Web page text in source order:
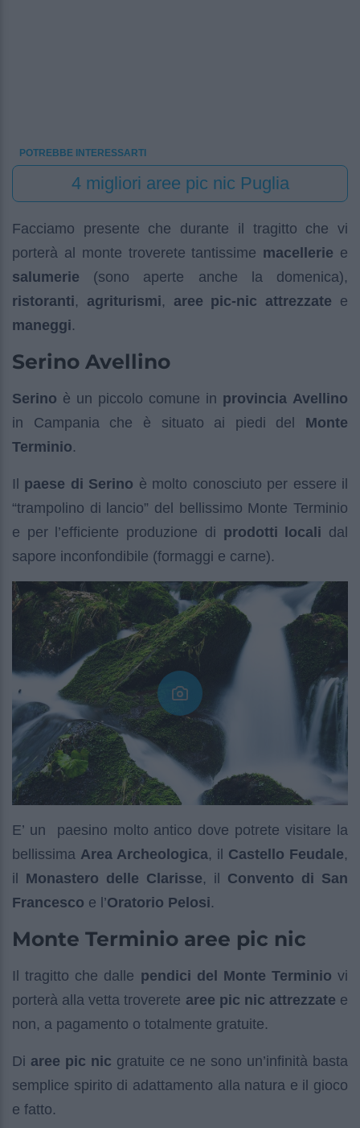
POTREBBE INTERESSARTI
4 migliori aree pic nic Puglia
Facciamo presente che durante il tragitto che vi
porterà al monte troverete tantissime macellerie e
salumerie (sono aperte anche la domenica),
ristoranti, agriturismi, aree pic-nic attrezzate e
maneggi.
Serino Avellino
Serino è un piccolo comune in provincia Avellino
in Campania che è situato ai piedi del Monte
Terminio.
Il paese di Serino è molto conosciuto per essere il
“trampolino di lancio” del bellissimo Monte Terminio
e per l’efficiente produzione di prodotti locali dal
sapore inconfondibile (formaggi e carne).
E’ un paesino molto antico dove potrete visitare la
bellissima Area Archeologica, il Castello Feudale,
il Monastero delle Clarisse, il Convento di San
Francesco e l’Oratorio Pelosi.
Monte Terminio aree pic nic
Il tragitto che dalle pendici del Monte Terminio vi
porterà alla vetta troverete aree pic nic attrezzate e
non, a pagamento o totalmente gratuite.
Di aree pic nic gratuite ce ne sono un’infinità basta
semplice spirito di adattamento alla natura e il gioco
e fatto.